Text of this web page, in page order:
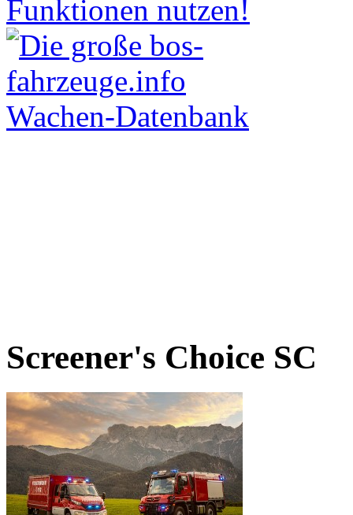
Screener's Choice SC